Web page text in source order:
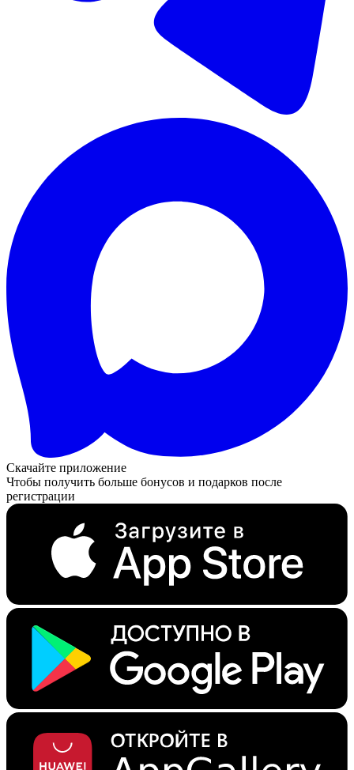
Скачайте приложение
Чтобы получить больше бонусов и подарков после
регистрации